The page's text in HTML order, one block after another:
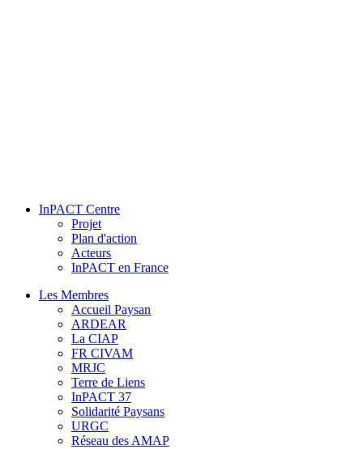
InPACT Centre
Projet
Plan d'action
Acteurs
InPACT en France
Les Membres
Accueil Paysan
ARDEAR
La CIAP
FR CIVAM
MRJC
Terre de Liens
InPACT 37
Solidarité Paysans
URGC
Réseau des AMAP